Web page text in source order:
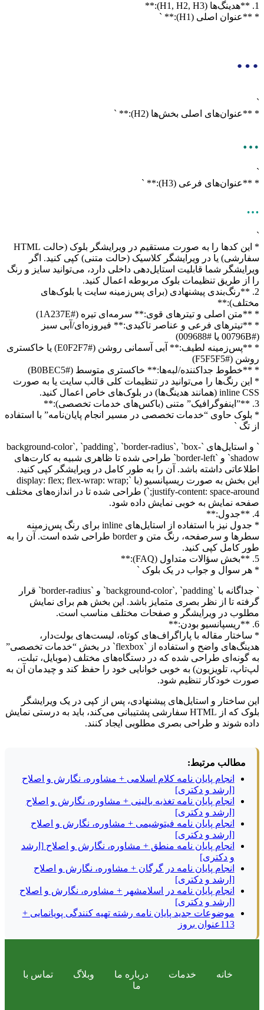
1. **هدینگ‌ها (H1, H2, H3):**
* **عنوان اصلی (H1):** `
…
`
* **عنوان‌های اصلی بخش‌ها (H2):** `
…
`
* **عنوان‌های فرعی (H3):** `
…
`
* این کدها را به صورت مستقیم در ویرایشگر بلوک (حالت HTML
سفارشی) یا در ویرایشگر کلاسیک (حالت متنی) کپی کنید. اگر
ویرایشگر شما قابلیت استایل‌دهی داخلی دارد، می‌توانید سایز و رنگ
را از طریق تنظیمات بلوک مربوطه اعمال کنید.
2. **رنگ‌بندی پیشنهادی (برای پس‌زمینه سایت یا بلوک‌های
مختلف):**
* **متن اصلی و تیترهای قوی:** سرمه‌ای تیره (#1A237E)
* **تیترهای فرعی و عناصر تاکیدی:** فیروزه‌ای/آبی سبز
(#00796B یا #009688)
* **پس‌زمینه لطیف:** آبی آسمانی روشن (#E0F2F7) یا خاکستری
روشن (#F5F5F5)
* **خطوط جداکننده/لبه‌ها:** خاکستری متوسط (#B0BEC5)
* این رنگ‌ها را می‌توانید در تنظیمات کلی قالب سایت یا به صورت
inline CSS (همانند هدینگ‌ها) در بلوک‌های خاص اعمال کنید.
3. **”اینفوگرافیک” متنی (باکس‌های خدمات تخصصی):**
* بلوک حاوی “خدمات تخصصی در مسیر انجام پایان‌نامه” با استفاده
از تگ `
` و استایل‌های `background-color`, `padding`, `border-radius`, `box-
shadow` و `border-left` طراحی شده تا ظاهری شبیه به کارت‌های
اطلاعاتی داشته باشد. آن را به طور کامل در ویرایشگر کپی کنید.
این بخش به صورت ریسپانسیو (با `display: flex; flex-wrap: wrap;
justify-content: space-around;`) طراحی شده تا در اندازه‌های مختلف
صفحه نمایش به خوبی نمایش داده شود.
4. **جدول:**
* جدول نیز با استفاده از استایل‌های inline برای رنگ پس‌زمینه
سطرها و سرصفحه، رنگ متن و border طراحی شده است. آن را به
طور کامل کپی کنید.
5. **بخش سؤالات متداول (FAQ):**
* هر سوال و جواب در یک بلوک `
` جداگانه با `background-color`, `padding` و `border-radius` قرار
گرفته تا از نظر بصری متمایز باشد. این بخش هم برای نمایش
مطلوب در ویرایشگر و صفحات مختلف مناسب است.
6. **ریسپانسیو بودن:**
* ساختار مقاله با پاراگراف‌های کوتاه، لیست‌های بولت‌دار،
هدینگ‌های واضح و استفاده از `flexbox` در بخش “خدمات تخصصی”
به گونه‌ای طراحی شده که در دستگاه‌های مختلف (موبایل، تبلت،
لپ‌تاپ، تلویزیون) به خوبی خوانایی خود را حفظ کند و چیدمان آن به
صورت خودکار تنظیم شود.
این ساختار و استایل‌های پیشنهادی، پس از کپی در یک ویرایشگر
بلوک که از HTML سفارشی پشتیبانی می‌کند، باید به درستی نمایش
داده شوند و طراحی بصری مطلوبی ایجاد کنند.
مطالب مرتبط:
انجام پایان نامه کلام اسلامی + مشاوره، نگارش و اصلاح
[ارشد و دکتری]
انجام پایان نامه تغذیه بالینی + مشاوره، نگارش و اصلاح
[ارشد و دکتری]
انجام پایان نامه فیتوشیمی + مشاوره، نگارش و اصلاح
[ارشد و دکتری]
انجام پایان نامه منطق + مشاوره، نگارش و اصلاح [ارشد
و دکتری]
انجام پایان نامه در گرگان + مشاوره، نگارش و اصلاح
[ارشد و دکتری]
انجام پایان نامه در اسلامشهر + مشاوره، نگارش و اصلاح
[ارشد و دکتری]
موضوعات جدید پایان نامه رشته تهیه کنندگی پویانمایی +
113عنوان بروز
خانه خدمات درباره ما وبلاگ
تماس با
ما